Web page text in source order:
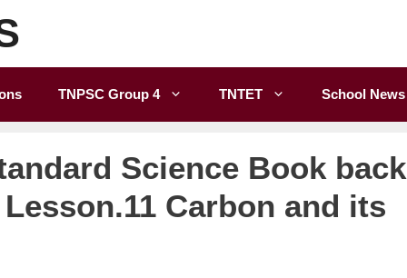
TNPSC Group 4 TNTET School News
Science Book back
Carbon and its